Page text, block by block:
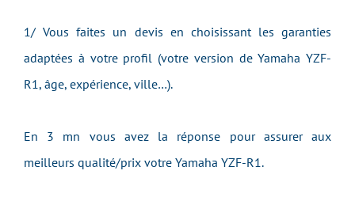
1/ Vous faites un devis en choisissant les garanties
adaptées à votre profil (votre version de Yamaha YZF-
R1, âge, expérience, ville…).
En 3 mn vous avez la réponse pour assurer aux
meilleurs qualité/prix votre Yamaha YZF-R1.